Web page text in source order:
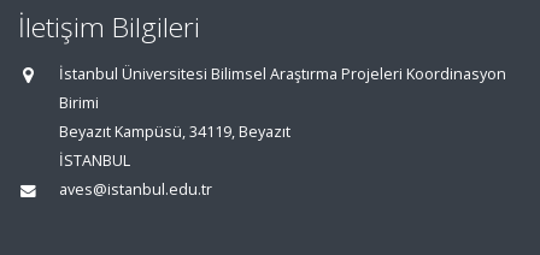
İletişim Bilgileri
İstanbul Üniversitesi Bilimsel Araştırma Projeleri Koordinasyon
Birimi
Beyazıt Kampüsü, 34119, Beyazıt
İSTANBUL
aves@istanbul.edu.tr